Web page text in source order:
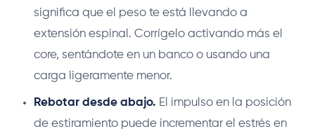
significa que el peso te está llevando a
extensión espinal. Corrígelo activando más el
core, sentándote en un banco o usando una
carga ligeramente menor.
Rebotar desde abajo. El impulso en la posición
de estiramiento puede incrementar el estrés en